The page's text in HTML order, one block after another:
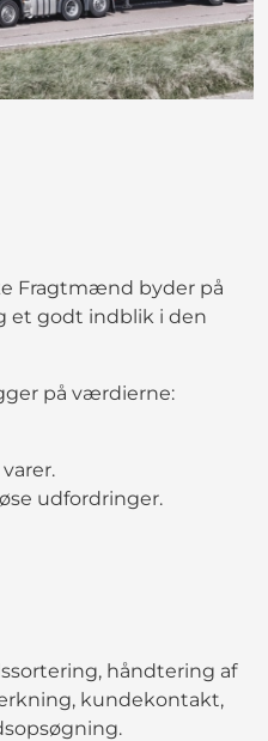
Fragtmænd byder på
et godt indblik i den
på værdierne:
udfordringer.
håndtering af
kundekontakt,